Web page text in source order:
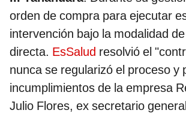
orden de compra para ejecutar
intervención bajo la modalidad
directa. EsSalud resolvió el
nunca se regularizó el proceso y
incumplimientos de la empresa
Julio Flores, ex secretario